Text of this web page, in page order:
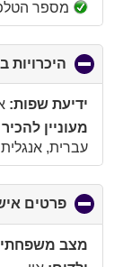
מספר
היכרויות
ידיעת שפות:
מעוניין
עברית, אנגלית
פרטים
מצב